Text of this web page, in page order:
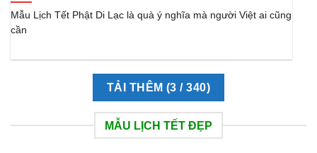
Mẫu Lịch Tết Phật Di Lạc là quà ý nghĩa mà người Việt ai cũng
cần
TẢI THÊM (3 / 340)
MẪU LỊCH TẾT ĐẸP